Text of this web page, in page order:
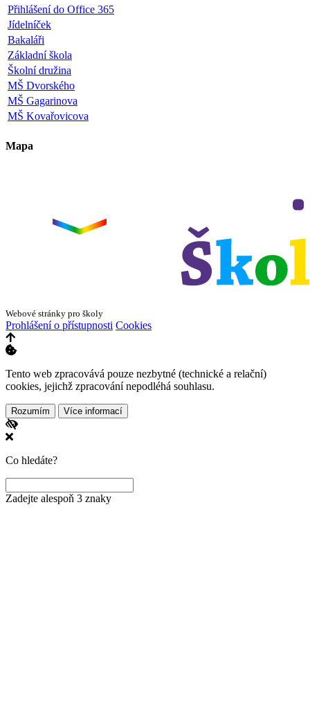
Přihlášení do Office 365
Jídelníček
Bakaláři
Základní škola
Školní družina
MŠ Dvorského
MŠ Gagarinova
MŠ Kovařovicova
Mapa
Webové stránky pro školy
Prohlášení o přístupnosti Cookies
Tento web zpracovává pouze nezbytné (technické a relační)
cookies, jejichž zpracování nepodléhá souhlasu.
Rozumím Více informací
Co hledáte?
Zadejte alespoň 3 znaky